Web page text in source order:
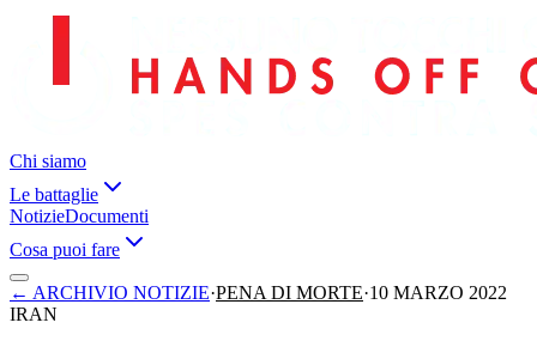
Chi siamo
Le battaglie
NotizieDocumenti
Cosa puoi fare
← ARCHIVIO NOTIZIE·PENA DI MORTE·10 MARZO 2022
IRAN